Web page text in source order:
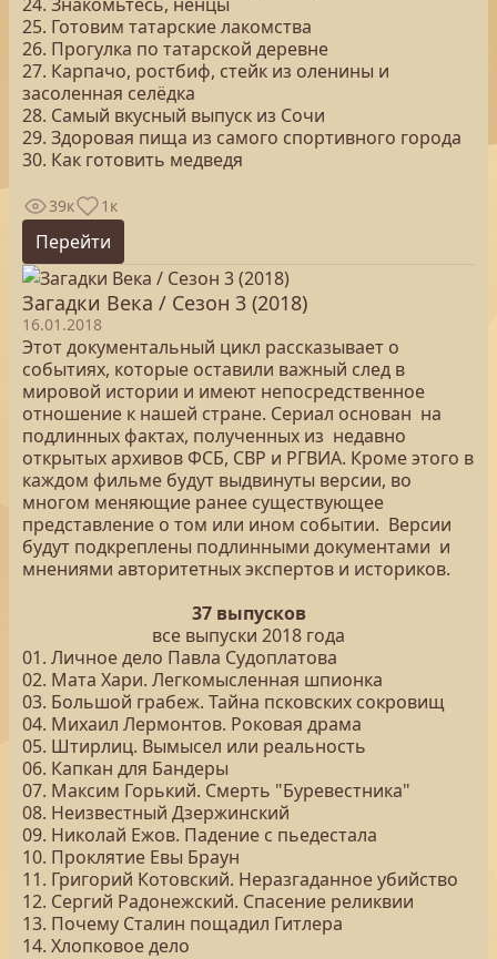
25. Готовим татарские лакомства
26. Прогулка по татарской деревне
27. Карпачо, ростбиф, стейк из оленины и
засоленная селёдка
28. Самый вкусный выпуск из Сочи
29. Здоровая пища из самого спортивного города
30. Как готовить медведя
39к 1к
Перейти
Загадки Века / Сезон 3 (2018)
16.01.2018
Этот документальный цикл рассказывает о
событиях, которые оставили важный след в
мировой истории и имеют непосредственное
отношение к нашей стране. Сериал основан на
подлинных фактах, полученных из недавно
открытых архивов ФСБ, СВР и РГВИА. Кроме этого в
каждом фильме будут выдвинуты версии, во
многом меняющие ранее существующее
представление о том или ином событии. Версии
будут подкреплены подлинными документами и
мнениями авторитетных экспертов и историков.
37 выпусков
все выпуски 2018 года
01. Личное дело Павла Судоплатова
02. Мата Хари. Легкомысленная шпионка
03. Большой грабеж. Тайна псковских сокровищ
04. Михаил Лермонтов. Роковая драма
05. Штирлиц. Вымысел или реальность
06. Капкан для Бандеры
07. Максим Горький. Смерть "Буревестника"
08. Неизвестный Дзержинский
09. Николай Ежов. Падение с пьедестала
10. Проклятие Евы Браун
11. Григорий Котовский. Неразгаданное убийство
12. Сергий Радонежский. Спасение реликвии
13. Почему Сталин пощадил Гитлера
14. Хлопковое дело